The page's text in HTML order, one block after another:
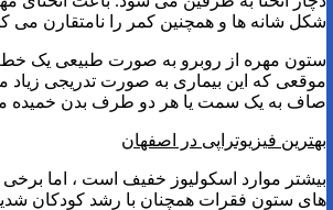
شکل شانه ها و همچنین کمر را نامتقارن می
ستون مهره از روبرو به صورت طبیعی یک
موقعی که این بیماری به صورت تدریجی
صاف به یک سمت یا هر دو طرف بدن خمیده
بهترین فیزیوتراپی در اصفهان
بیشتر موارد اسکولیوز خفیف است ، اما برخی
های ستون فقرات همچنان با رشد کودکان